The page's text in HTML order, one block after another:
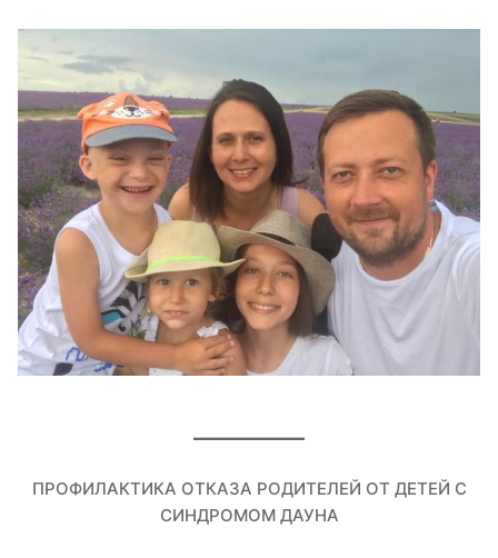
ПРОФИЛАКТИКА ОТКАЗА РОДИТЕЛЕЙ ОТ ДЕТЕЙ С
СИНДРОМОМ ДАУНА